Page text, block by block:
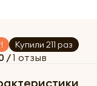
Купили 211 раз
/1 отзыв